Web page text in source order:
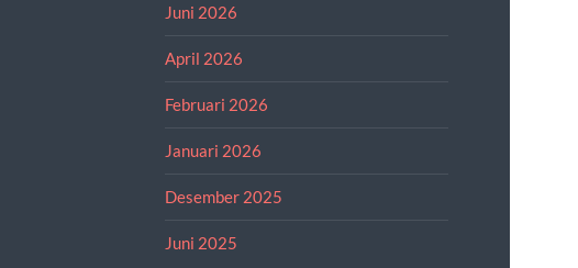
Juni 2026
April 2026
Februari 2026
Januari 2026
Desember 2025
Juni 2025